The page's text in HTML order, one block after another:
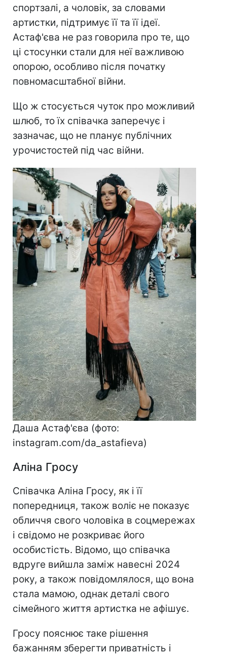
спортзалі, а чоловік, за словами
артистки, підтримує її та її ідеї.
Астаф'єва не раз говорила про те, що
ці стосунки стали для неї важливою
опорою, особливо після початку
повномасштабної війни.
Що ж стосується чуток про можливий
шлюб, то їх співачка заперечує і
зазначає, що не планує публічних
урочистостей під час війни.
Даша Астаф'єва (фото:
instagram.com/da_astafieva)
Аліна Гросу
Співачка Аліна Гросу, як і її
попередниця, також воліє не показує
обличчя свого чоловіка в соцмережах
і свідомо не розкриває його
особистість. Відомо, що співачка
вдруге вийшла заміж навесні 2024
року, а також повідомлялося, що вона
стала мамою, однак деталі свого
сімейного життя артистка не афішує.
Гросу пояснює таке рішення
бажанням зберегти приватність і